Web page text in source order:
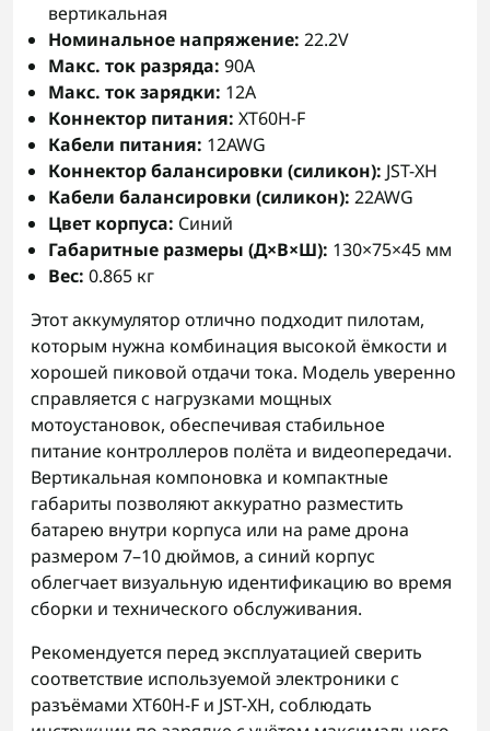
вертикальная
Номинальное напряжение: 22.2V
Макс. ток разряда: 90А
Макс. ток зарядки: 12А
Коннектор питания: XT60H-F
Кабели питания: 12AWG
Коннектор балансировки (силикон): JST-XH
Кабели балансировки (силикон): 22AWG
Цвет корпуса: Синий
Габаритные размеры (Д×В×Ш): 130×75×45 мм
Вес: 0.865 кг
Этот аккумулятор отлично подходит пилотам,
которым нужна комбинация высокой ёмкости и
хорошей пиковой отдачи тока. Модель уверенно
справляется с нагрузками мощных
мотоустановок, обеспечивая стабильное
питание контроллеров полёта и видеопередачи.
Вертикальная компоновка и компактные
габариты позволяют аккуратно разместить
батарею внутри корпуса или на раме дрона
размером 7–10 дюймов, а синий корпус
облегчает визуальную идентификацию во время
сборки и технического обслуживания.
Рекомендуется перед эксплуатацией сверить
соответствие используемой электроники с
разъёмами XT60H-F и JST-XH, соблюдать